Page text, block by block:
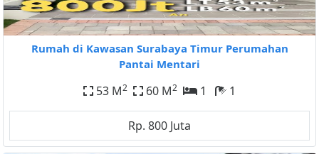
Rumah di Kawasan Surabaya Timur Perumahan
Pantai Mentari
53 M2 60 M2 1 1
Rp. 800 Juta